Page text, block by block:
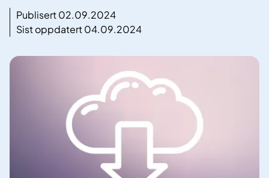
Publisert 02.09.2024
Sist oppdatert 04.09.2024